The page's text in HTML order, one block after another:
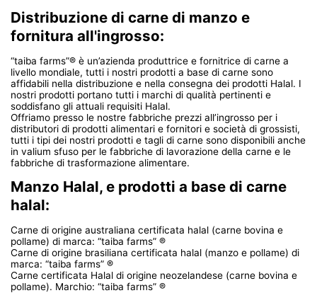
Distribuzione di carne di manzo e
fornitura all'ingrosso:
“taiba farms”® è un’azienda produttrice e fornitrice di carne a
livello mondiale, tutti i nostri prodotti a base di carne sono
affidabili nella distribuzione e nella consegna dei prodotti Halal. I
nostri prodotti portano tutti i marchi di qualità pertinenti e
soddisfano gli attuali requisiti Halal.
Offriamo presso le nostre fabbriche prezzi all’ingrosso per i
distributori di prodotti alimentari e fornitori e società di grossisti,
tutti i tipi dei nostri prodotti e tagli di carne sono disponibili anche
in valium sfuso per le fabbriche di lavorazione della carne e le
fabbriche di trasformazione alimentare.
Manzo Halal, e prodotti a base di carne
halal:
Carne di origine australiana certificata halal (carne bovina e
pollame) di marca: “taiba farms” ®
Carne di origine brasiliana certificata halal (manzo e pollame) di
marca: “taiba farms” ®
Carne certificata Halal di origine neozelandese (carne bovina e
pollame). Marchio: “taiba farms” ®